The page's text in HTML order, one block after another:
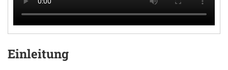
Einleitung